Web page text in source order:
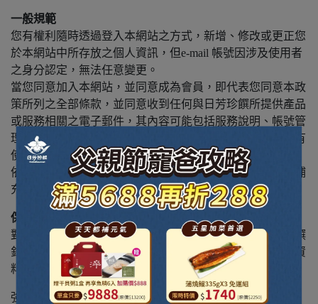
一般規範
您有權利隨時透過登入本網站之方式，新增、修改或更正您
於本網站中所存放之個人資訊，但e-mail 帳號因涉及使用者
之身分認定，無法任意變更。
當您同意加入本網站，並同意成為會員，即代表您同意本政
策所列之全部條款，並同意收到任何與日芳珍饌所提供產品
或服務相關之電子郵件，其內容可能包括服務說明、帳號管
理資訊、電子報等，除非使用者另行通知，否則將視為所有
使用者均同意收到上述相關訊息。
依個人資料保護法，您有查詢或請求閱覽、製給複製本、補
充或更正、停止蒐集、處理或利用、刪除之權利。
保密與安全性
對於所有在工作中有必要接觸使用者資料之員工，日芳珍饌
針對每位員工僅提供有限度之使用權限，以確保使用者的資
料能獲得最大的保護。
強烈建議所有使用者不要任意將個人帳戶資料洩漏給第三